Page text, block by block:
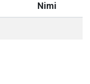
Nimi